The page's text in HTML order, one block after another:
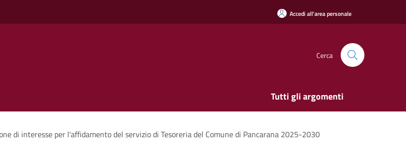
Accedi all'area personale
Cerca
Tutti gli argomenti
di interesse per l'affidamento del servizio di Tesoreria del Comune di Pancarana 2025-2030